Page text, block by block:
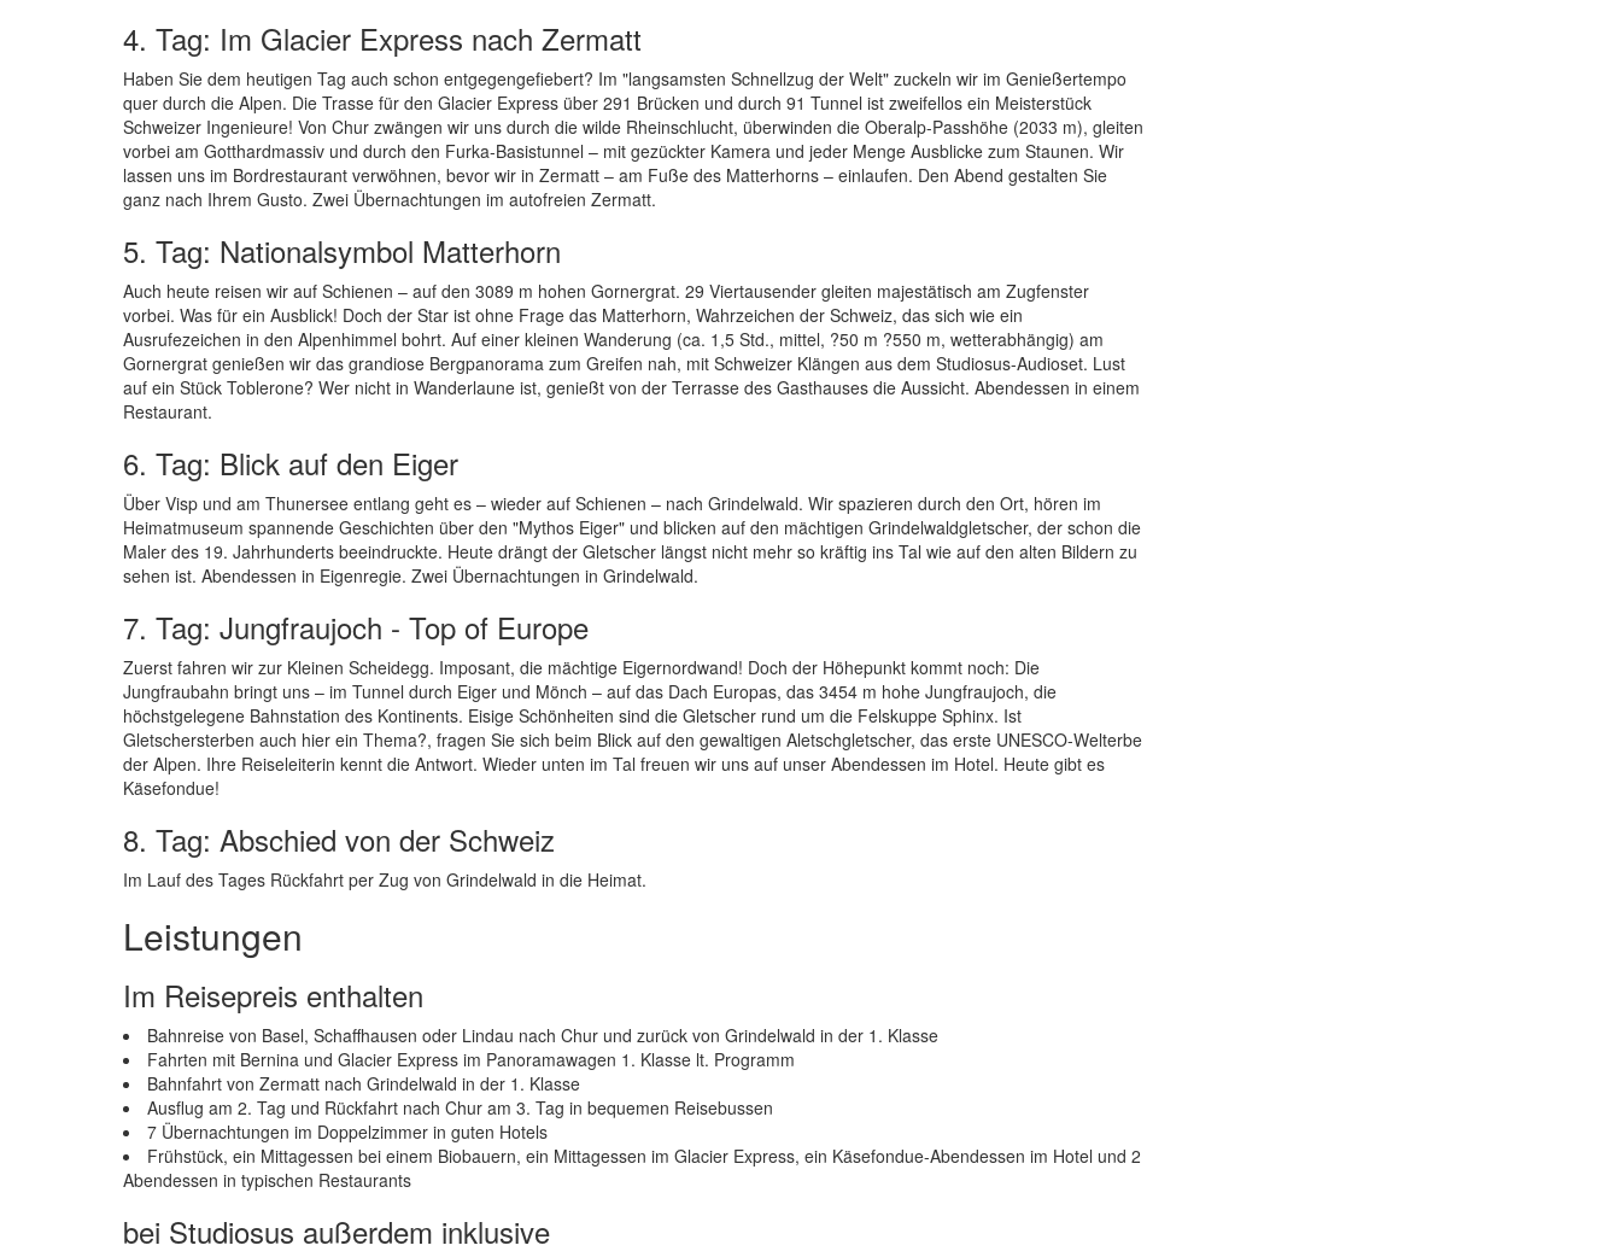
4. Tag: Im Glacier Express nach Zermatt
Haben Sie dem heutigen Tag auch schon entgegengefiebert? Im "langsamsten Schnellzug der Welt" zuckeln wir im Genießertempo
quer durch die Alpen. Die Trasse für den Glacier Express über 291 Brücken und durch 91 Tunnel ist zweifellos ein Meisterstück
Schweizer Ingenieure! Von Chur zwängen wir uns durch die wilde Rheinschlucht, überwinden die Oberalp-Passhöhe (2033 m), gleiten
vorbei am Gotthardmassiv und durch den Furka-Basistunnel – mit gezückter Kamera und jeder Menge Ausblicke zum Staunen. Wir
lassen uns im Bordrestaurant verwöhnen, bevor wir in Zermatt – am Fuße des Matterhorns – einlaufen. Den Abend gestalten Sie
ganz nach Ihrem Gusto. Zwei Übernachtungen im autofreien Zermatt.
5. Tag: Nationalsymbol Matterhorn
Auch heute reisen wir auf Schienen – auf den 3089 m hohen Gornergrat. 29 Viertausender gleiten majestätisch am Zugfenster
vorbei. Was für ein Ausblick! Doch der Star ist ohne Frage das Matterhorn, Wahrzeichen der Schweiz, das sich wie ein
Ausrufezeichen in den Alpenhimmel bohrt. Auf einer kleinen Wanderung (ca. 1,5 Std., mittel, ?50 m ?550 m, wetterabhängig) am
Gornergrat genießen wir das grandiose Bergpanorama zum Greifen nah, mit Schweizer Klängen aus dem Studiosus-Audioset. Lust
auf ein Stück Toblerone? Wer nicht in Wanderlaune ist, genießt von der Terrasse des Gasthauses die Aussicht. Abendessen in einem
Restaurant.
6. Tag: Blick auf den Eiger
Über Visp und am Thunersee entlang geht es – wieder auf Schienen – nach Grindelwald. Wir spazieren durch den Ort, hören im
Heimatmuseum spannende Geschichten über den "Mythos Eiger" und blicken auf den mächtigen Grindelwaldgletscher, der schon die
Maler des 19. Jahrhunderts beeindruckte. Heute drängt der Gletscher längst nicht mehr so kräftig ins Tal wie auf den alten Bildern zu
sehen ist. Abendessen in Eigenregie. Zwei Übernachtungen in Grindelwald.
7. Tag: Jungfraujoch - Top of Europe
Zuerst fahren wir zur Kleinen Scheidegg. Imposant, die mächtige Eigernordwand! Doch der Höhepunkt kommt noch: Die
Jungfraubahn bringt uns – im Tunnel durch Eiger und Mönch – auf das Dach Europas, das 3454 m hohe Jungfraujoch, die
höchstgelegene Bahnstation des Kontinents. Eisige Schönheiten sind die Gletscher rund um die Felskuppe Sphinx. Ist
Gletschersterben auch hier ein Thema?, fragen Sie sich beim Blick auf den gewaltigen Aletschgletscher, das erste UNESCO-Welterbe
der Alpen. Ihre Reiseleiterin kennt die Antwort. Wieder unten im Tal freuen wir uns auf unser Abendessen im Hotel. Heute gibt es
Käsefondue!
8. Tag: Abschied von der Schweiz
Im Lauf des Tages Rückfahrt per Zug von Grindelwald in die Heimat.
Leistungen
Im Reisepreis enthalten
Bahnreise von Basel, Schaffhausen oder Lindau nach Chur und zurück von Grindelwald in der 1. Klasse
Fahrten mit Bernina und Glacier Express im Panoramawagen 1. Klasse lt. Programm
Bahnfahrt von Zermatt nach Grindelwald in der 1. Klasse
Ausflug am 2. Tag und Rückfahrt nach Chur am 3. Tag in bequemen Reisebussen
7 Übernachtungen im Doppelzimmer in guten Hotels
Frühstück, ein Mittagessen bei einem Biobauern, ein Mittagessen im Glacier Express, ein Käsefondue-Abendessen im Hotel und 2
Abendessen in typischen Restaurants
bei Studiosus außerdem inklusive